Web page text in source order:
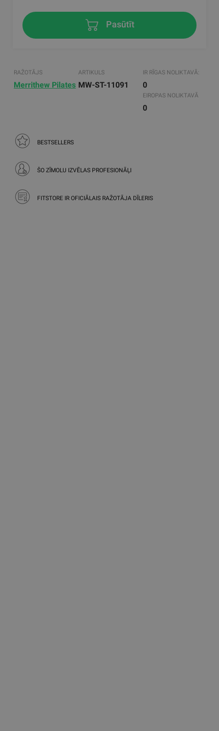
Pasūtīt
RAŽOTĀJS
Merrithew Pilates
ARTIKULS
MW-ST-11091
IR RĪGAS NOLIKTAVĀ:
0
EIROPAS NOLIKTAVĀ
0
BESTSELLERS
ŠO ZĪMOLU IZVĒLAS PROFESIONĀĻI
FITSTORE IR OFICIĀLAIS RAŽOTĀJA DĪLERIS